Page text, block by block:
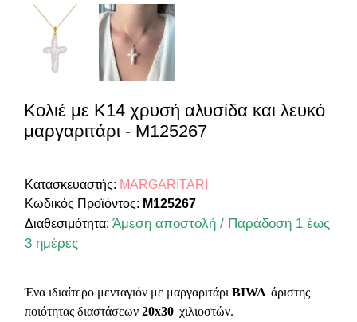
Κολιέ με Κ14 χρυσή αλυσίδα και λευκό
μαργαριτάρι - M125267
Κατασκευαστής: MARGARITARI
Κωδικός Προϊόντος: M125267
Διαθεσιμότητα: Άμεση αποστολή / Παράδοση 1 έως
3 ημέρες
Ένα ιδιαίτερο μενταγιόν με μαργαριτάρι BIWA άριστης
ποιότητας διαστάσεων 20x30 χιλιοστών.